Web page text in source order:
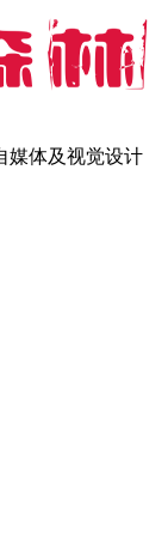
媒体及视觉设计